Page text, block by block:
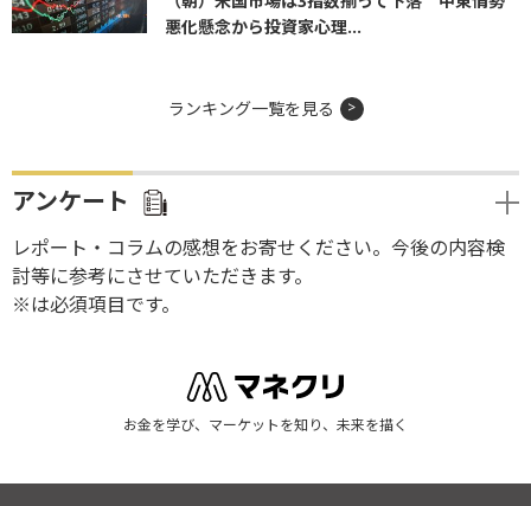
悪化懸念から投資家心理...
ランキング一覧を見る
アンケート
レポート・コラムの感想をお寄せください。今後の内容検
討等に参考にさせていただきます。
※は必須項目です。
お金を学び、マーケットを知り、未来を描く